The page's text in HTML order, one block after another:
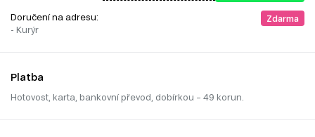
Doručení na adresu:
- Kurýr
Zdarma
Platba
Hotovost, karta, bankovní převod, dobírkou – 49 korun.